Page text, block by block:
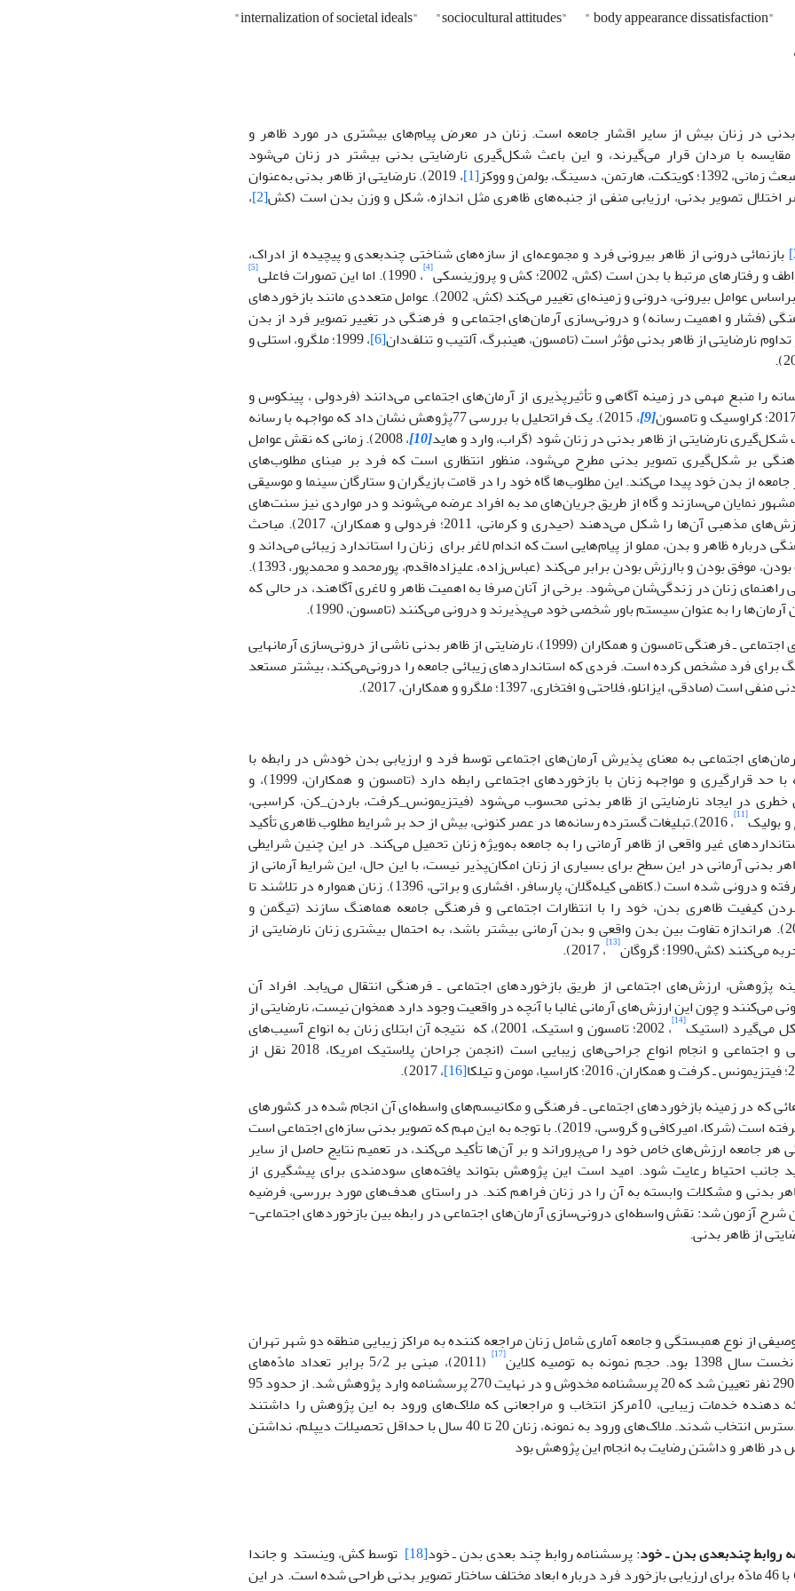
"internalization of societal ideals" "sociocultural attitudes"
" body appearance dissatisfaction"
در زنان بیش از سایر اقشار جامعه است. زنان در معرض پیام‌های بیشتری در مورد ظاهر و
با مردان قرار می‌گیرند، و این باعث شکل‌گیری نارضایتی بدنی بیشتر در زنان می‌شود
دسینگ، بولمن و ووکز
[1]
، 2019). نارضایتی از ظاهر بدنی به‌عنوان
اختلال تصویر بدنی، ارزیابی منفی از جنبه‌های ظاهری مثل اندازه، شکل و وزن بدن است (کش[2] ،
بازنمائی درونی از ظاهر بیرونی فرد و مجموعه‌ای از سازه‌های شناختی چندبعدی و پیچیده از ادراک،
رفتارهای مرتبط با بدن است (کش، 2002؛ کش و پروزینسکی
[4] ، 1990). اما این تصورات فاعلی [5]
ثابت نیست و براساس عوامل بیرونی، درونی و زمینه‌ای تغییر می‌کند (کش، 2002). عوامل متعددی مانند بازخوردهای
(فشار و اهمیت رسانه) و درونی‌سازی آرمان‌های اجتماعی و فرهنگی در تغییر تصویر فرد از بدن
نارضایتی از ظاهر بدنی مؤثر است (تامسون، هینبرگ، آلتیب و تنلف‌دان[6] ، 1999؛ ملگرو، استلی و
را منبع مهمی در زمینه آگاهی و تأثیرپذیری از آرمان‌های اجتماعی می‌دانند (فردولی ، پینکوس و
[9]
، 2015). یک فراتحلیل با بررسی 77پژوهش نشان داد که مواجهه با رسانه‌
نارضایتی از ظاهر بدنی در زنان شود (گراب، وارد و هاید[10]
، 2008). زمانی که نقش عوامل
بر شکل‌گیری تصویر بدنی مطرح می‌شود، منظور انتظاری است که فرد بر مبنای مطلوب‌های
از بدن خود پیدا می‌کند. این مطلوب‌ها گاه خود را در قامت بازیگران و ستارگان سینما و موسیقی
نمایان می‌سازند و گاه از طریق جریان‌های مد به افراد عرضه می‌شوند و در مواردی نیز سنت‌های
ریشه‌دار یا ارزش‌های مذهبی آن‌ها را شکل می‌دهند (حیدری و کرمانی، 2011؛ فردولی و همکاران، 2017). مباحث
درباره‌ ظاهر و بدن، مملو از پیام‌هایی است که اندام لاغر برای زنان را استاندارد زیبائی می‌داند و
آن‌را با محبوب بودن، موفق بودن و باارزش بودن برابر می‌کند (عباس‌زاده، علیزاده‌اقدم، پورمحمد و محمدپور، 1393).
زنان در زندگی‌شان می‌شود. برخی از آنان صرفا به اهمیت ظاهر و لاغری آگاهند، در حالی که
را به عنوان سیستم باور شخصی خود می‌پذیرند و درونی می‌کنند (تامسون، 1990).
بر اساس الگوی اجتماعی ـ فرهنگی تامسون و همکاران (1999)، نارضایتی از ظاهر بدنی ناشی از درونی‌سازی آرمانهایی
فرد مشخص کرده است. فردی که استانداردهای زیبائی جامعه را درونی‌می‌کند، بیشتر مستعد
است (صادقی، ایزانلو، فلاحتی و افتخاری، 1397؛ ملگرو و همکاران، 2017).
اجتماعی به معنای پذیرش آرمان‌های اجتماعی توسط فرد و ارزیابی بدن خودش در رابطه با
آن‌ها است که با حد قرار‌گیری و مواجهه زنان با بازخوردهای اجتماعی رابطه دارد (تامسون و همکاران، 1999)، و
خطری در ایجاد نارضایتی از ظاهر بدنی محسوب می‌شود (فیتزیمونس_کرفت، باردن_کن، کراسبی،
و بولیک[11]
، 2016).تبلیغات گسترده رسانه‌ها در عصر کنونی، بیش از حد بر شرایط مطلوب ظاهری تأکید
غیر واقعی از ظاهر آرمانی را به جامعه به‌ویژه زنان تحمیل می‌کند. در این چنین شرایطی
بدنی آرمانی در این سطح برای بسیاری از زنان امکان‌پذیر نیست، با این حال، این شرایط آرمانی از
سوی آنان پذیرفته و درونی شده‌ است (.کاظمی کیله‌گلان، پارسافر، افشاری و براتی، 1396). زنان همواره در تلاشند تا
کیفیت ظاهری بدن، خود را با انتظارات اجتماعی و فرهنگی جامعه هماهنگ سازند (تیگمن و
، 2004). هراندازه تفاوت بین بدن واقعی و بدن آرمانی بیشتر باشد، به احتمال بیشتری زنان نارضایتی از
(کش،1990؛ گروگان
[13]
، 2017).
پژوهش، ارزش‌های اجتماعی از طریق بازخوردهای اجتماعی ـ فرهنگی انتقال می‌یابد. افراد آن
می‌کنند و چون این ارزش‌های آرمانی غالبا با آنچه در واقعیت وجود دارد همخوان نیست، نارضایتی از
می‌گیرد (استیک[14]
، 2002؛ تامسون و استیک، 2001)، که نتیجه آن ابتلای زنان به انواع آسیب‌های
جسمانی، روانی و اجتماعی و انجام انواع جراحی‌های زیبایی است (انجمن جراحان پلاستیک امریکا، 2018 نقل از
[16]
، 2017).
که در زمینه بازخوردهای اجتماعی ـ فرهنگی و مکانیسم‌های واسطه‌ای آن انجام شده در کشورهای
غربی صورت گرفته است (شرکا، امیرکافی و گروسی، 2019). با توجه به این مهم که تصویر بدنی سازه‌ای اجتماعی است
هر جامعه ارزش‌های خاص خود را می‌پروراند و بر آن‌ها تأکید می‌کند، در تعمیم نتایج حاصل از سایر
جانب احتیاط رعایت شود. امید است این پژوهش بتواند یافته‌های سودمندی برای پیشگیری از
بدنی و مشکلات وابسته به آن را در زنان فراهم ‌کند. در راستای هدف‌های مورد بررسی، فرضیه
آزمون شد: نقش واسطه‌ای درونی‌سازی آرمان‌های اجتماعی در رابطه بین بازخوردهای اجتماعی-
از ظاهر بدنی.
از نوع همبستگی و جامعه آماری شامل زنان مراجعه کننده به مراکز زیبایی منطقه دو شهر تهران
نمونه به توصیه کلاین
[17]
(2011)، مبنی بر 5/2 برابر تعداد مادّه‌های
پرسشنامه‌ها، 290 نفر تعیین شد که 20 پرسشنامه مخدوش و در نهایت 270 پرسشنامه وارد پژوهش شد. از حدود 95
مرکز مهم ارائه دهنده خدمات زیبایی، 10مرکز انتخاب و مراجعانی که ملاک‌های ورود به این پژوهش را داشتند
به‌صورت در دسترس انتخاب شدند. ملاک‌های ورود به نمونه، زنان 20 تا 40 سال با حداقل تحصیلات دیپلم، نداشتن
در ظاهر و داشتن رضایت به انجام این پژوهش بود
روابط چندبعدی بدن ـ خود: پرسشنامه روابط چند بعدی بدن ـ خود[18]
توسط کش، وینستد و جاندا
(1986- 1987) با 46 مادّه برای ارزیابی بازخورد فرد درباره ابعاد مختلف ساختار تصویر بدنی طراحی شده است. در این